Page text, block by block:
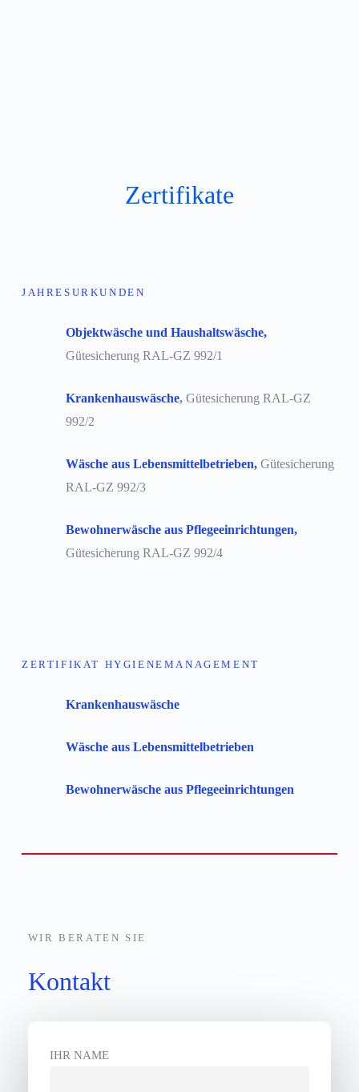
Zertifikate
JAHRESURKUNDEN
Objektwäsche und Haushaltswäsche,
Gütesicherung RAL-GZ 992/1
Krankenhauswäsche, Gütesicherung RAL-GZ
992/2
Wäsche aus Lebensmittelbetrieben, Gütesicherung
RAL-GZ 992/3
Bewohnerwäsche aus Pflegeeinrichtungen,
Gütesicherung RAL-GZ 992/4
ZERTIFIKAT HYGIENEMANAGEMENT
Krankenhauswäsche
Wäsche aus Lebensmittelbetrieben
Bewohnerwäsche aus Pflegeeinrichtungen
WIR BERATEN SIE
Kontakt
IHR NAME